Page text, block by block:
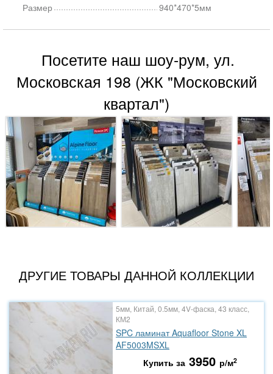
Размер 940*470*5мм
Посетите наш шоу-рум, ул.
Московская 198 (ЖК "Московский
квартал")
ДРУГИЕ ТОВАРЫ ДАННОЙ КОЛЛЕКЦИИ
5мм, Китай, 0.5мм, 4V-фаска, 43 класс,
КМ2
SPC ламинат Aquafloor Stone XL
AF5003MSXL
Купить за 3950 р/м2